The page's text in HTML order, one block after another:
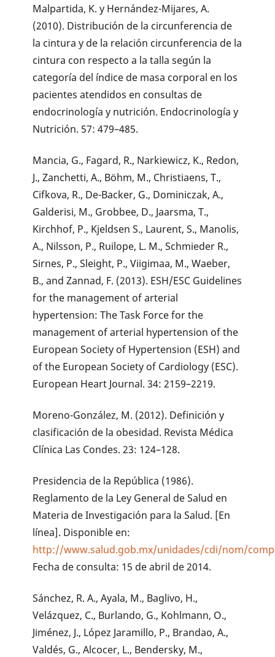
Malpartida, K. y Hernández-Mijares, A.
(2010). Distribución de la circunferencia de
la cintura y de la relación circunferencia de la
cintura con respecto a la talla según la
categoría del índice de masa corporal en los
pacientes atendidos en consultas de
endocrinología y nutrición. Endocrinología y
Nutrición. 57: 479–485.
Mancia, G., Fagard, R., Narkiewicz, K., Redon,
J., Zanchetti, A., Böhm, M., Christiaens, T.,
Cifkova, R., De-Backer, G., Dominiczak, A.,
Galderisi, M., Grobbee, D., Jaarsma, T.,
Kirchhof, P., Kjeldsen S., Laurent, S., Manolis,
A., Nilsson, P., Ruilope, L. M., Schmieder R.,
Sirnes, P., Sleight, P., Viigimaa, M., Waeber,
B., and Zannad, F. (2013). ESH/ESC Guidelines
for the management of arterial
hypertension: The Task Force for the
management of arterial hypertension of the
European Society of Hypertension (ESH) and
of the European Society of Cardiology (ESC).
European Heart Journal. 34: 2159–2219.
Moreno-González, M. (2012). Definición y
clasificación de la obesidad. Revista Médica
Clínica Las Condes. 23: 124–128.
Presidencia de la República (1986).
Reglamento de la Ley General de Salud en
Materia de Investigación para la Salud. [En
línea]. Disponible en:
http://www.salud.gob.mx/unidades/cdi/nom/
Fecha de consulta: 15 de abril de 2014.
Sánchez, R. A., Ayala, M., Baglivo, H.,
Velázquez, C., Burlando, G., Kohlmann, O.,
Jiménez, J., López Jaramillo, P., Brandao, A.,
Valdés, G., Alcocer, L., Bendersky, M.,